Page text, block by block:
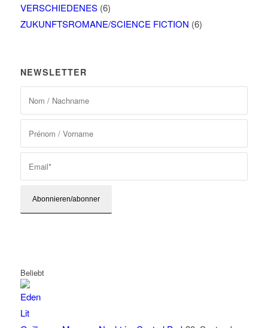
VERSCHIEDENES(6)
ZUKUNFTSROMANE/SCIENCE FICTION (6)
NEWSLETTER
Beliebt